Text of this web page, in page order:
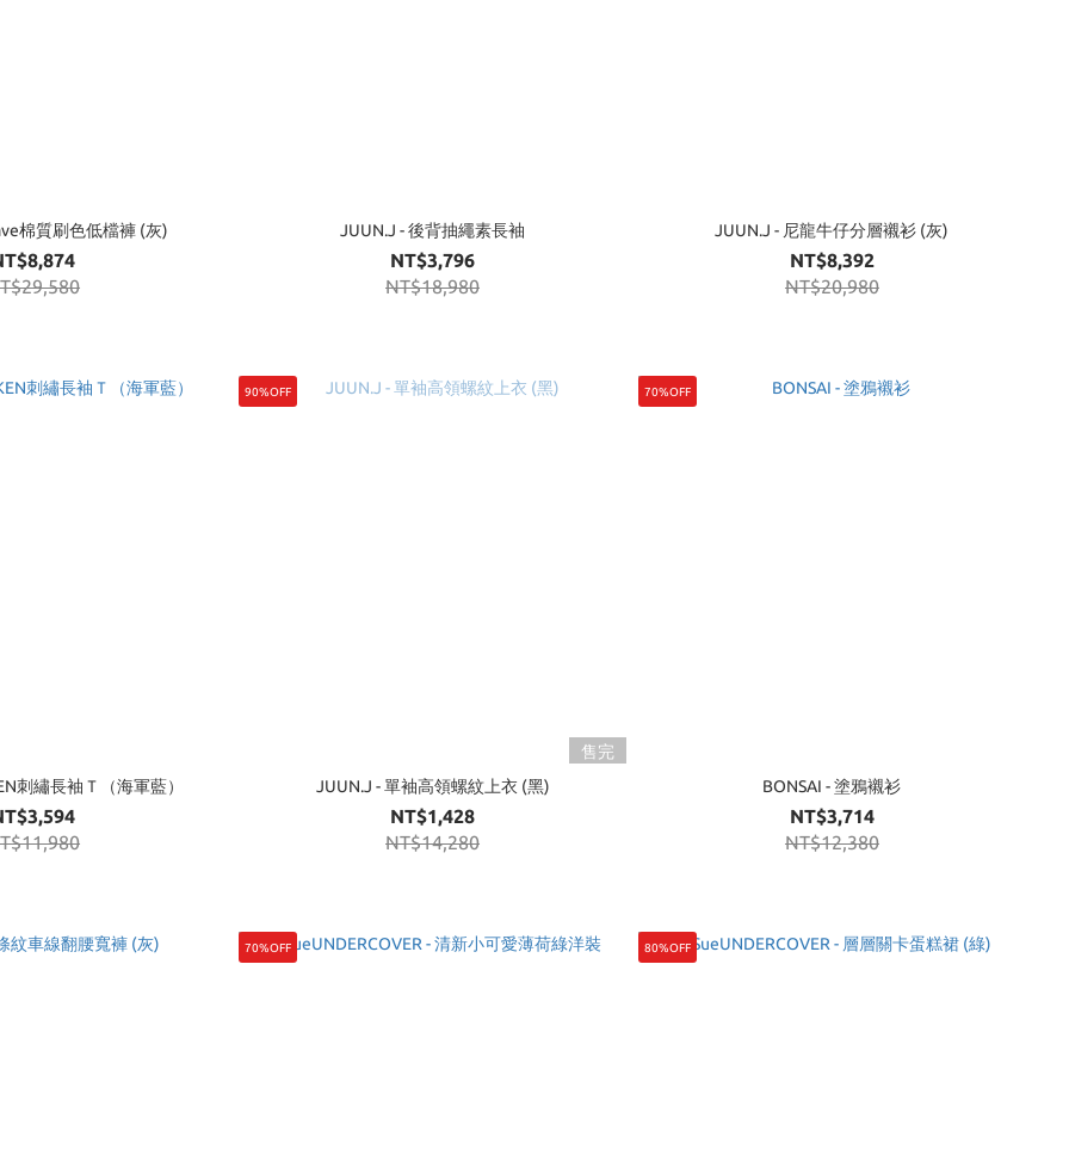
棉質刷色低檔褲 (灰) JUUN.J - 後背抽繩素長袖
NT$3,796
NT$18,980
JUUN.J - 尼龍牛仔分層襯衫 (灰)
NT$8,392
NT$20,980
刺繡長袖Ｔ（海軍藍）
90%OFF
售完
JUUN.J - 單袖高領螺紋上衣 (黑)
NT$1,428
NT$14,280
70%OFF
BONSAI - 塗鴉襯衫
NT$3,714
NT$12,380
70%OFF 80%OFF